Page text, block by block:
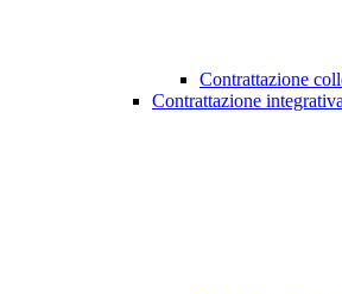
Contrattazione
Contrattazione integrativa